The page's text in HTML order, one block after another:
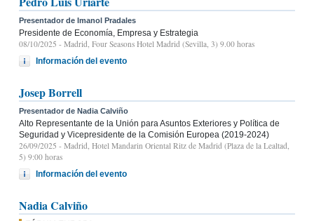
Presentador de Imanol Pradales
Presidente de Economía, Empresa y Estrategia
08/10/2025 - Madrid, Four Seasons Hotel Madrid (Sevilla, 3) 9.00 horas
Información del evento
Josep Borrell
Presentador de Nadia Calviño
Alto Representante de la Unión para Asuntos Exteriores y Política de
Seguridad y Vicepresidente de la Comisión Europea (2019-2024)
26/09/2025 - Madrid, Hotel Mandarin Oriental Ritz de Madrid (Plaza de la Lealtad,
5) 9:00 horas
Información del evento
Nadia Calviño